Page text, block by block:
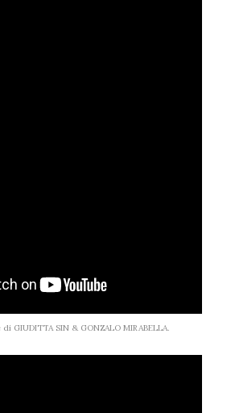
GIUDITTA SIN & GONZALO MIRABELLA.